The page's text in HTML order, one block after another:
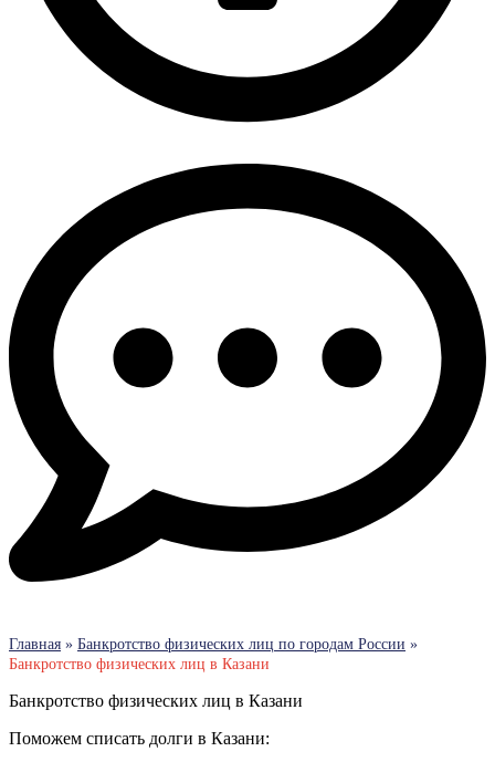
Главная » Банкротство физических лиц по городам России »
Банкротство физических лиц в Казани
Банкротство физических лиц в Казани
Поможем списать долги в Казани: